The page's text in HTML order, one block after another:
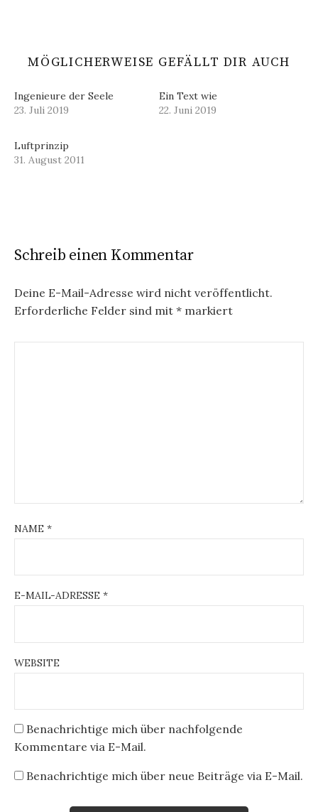
MÖGLICHERWEISE GEFÄLLT DIR AUCH
Ingenieure der Seele
23. Juli 2019
Ein Text wie
22. Juni 2019
Luftprinzip
31. August 2011
Schreib einen Kommentar
Deine E-Mail-Adresse wird nicht veröffentlicht.
Erforderliche Felder sind mit * markiert
NAME *
E-MAIL-ADRESSE *
WEBSITE
Benachrichtige mich über nachfolgende
Kommentare via E-Mail.
Benachrichtige mich über neue Beiträge via E-Mail.